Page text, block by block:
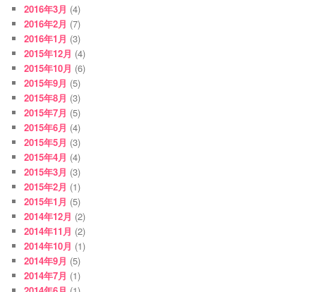
2016年3月 (4)
2016年2月 (7)
2016年1月 (3)
2015年12月 (4)
2015年10月 (6)
2015年9月 (5)
2015年8月 (3)
2015年7月 (5)
2015年6月 (4)
2015年5月 (3)
2015年4月 (4)
2015年3月 (3)
2015年2月 (1)
2015年1月 (5)
2014年12月 (2)
2014年11月 (2)
2014年10月 (1)
2014年9月 (5)
2014年7月 (1)